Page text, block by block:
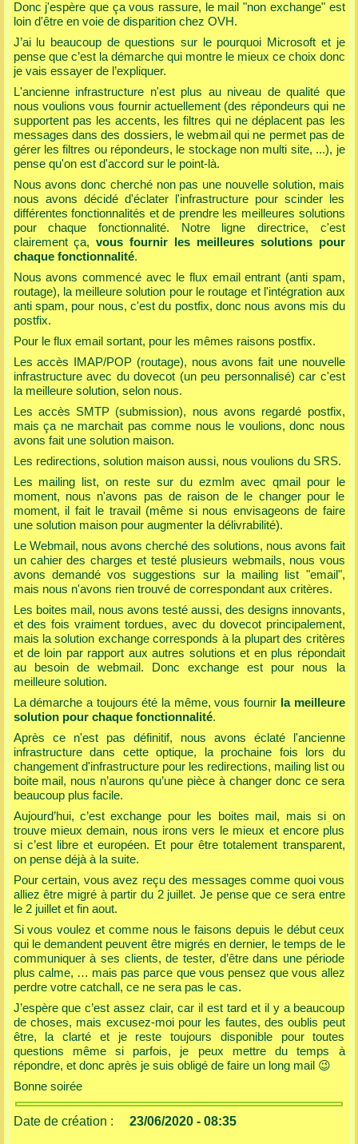
Donc j'espère que ça vous rassure, le mail "non exchange" est
loin d'être en voie de disparition chez OVH.
J’ai lu beaucoup de questions sur le pourquoi Microsoft et je
pense que c’est la démarche qui montre le mieux ce choix donc
je vais essayer de l’expliquer.
L'ancienne infrastructure n'est plus au niveau de qualité que
nous voulions vous fournir actuellement (des répondeurs qui ne
supportent pas les accents, les filtres qui ne déplacent pas les
messages dans des dossiers, le webmail qui ne permet pas de
gérer les filtres ou répondeurs, le stockage non multi site, ...), je
pense qu'on est d'accord sur le point-là.
Nous avons donc cherché non pas une nouvelle solution, mais
nous avons décidé d'éclater l'infrastructure pour scinder les
différentes fonctionnalités et de prendre les meilleures solutions
pour chaque fonctionnalité. Notre ligne directrice, c'est
clairement ça,vous fournir les meilleures solutions pour
chaque fonctionnalité.
Nous avons commencé avec le flux email entrant (anti spam,
routage), la meilleure solution pour le routage et l'intégration aux
anti spam, pour nous, c'est du postfix, donc nous avons mis du
postfix.
Pour le flux email sortant, pour les mêmes raisons postfix.
Les accès IMAP/POP (routage), nous avons fait une nouvelle
infrastructure avec du dovecot (un peu personnalisé) car c'est
la meilleure solution, selon nous.
Les accès SMTP (submission), nous avons regardé postfix,
mais ça ne marchait pas comme nous le voulions, donc nous
avons fait une solution maison.
Les redirections, solution maison aussi, nous voulions du SRS.
Les mailing list, on reste sur du ezmlm avec qmail pour le
moment, nous n'avons pas de raison de le changer pour le
moment, il fait le travail (même si nous envisageons de faire
une solution maison pour augmenter la délivrabilité).
Le Webmail, nous avons cherché des solutions, nous avons fait
un cahier des charges et testé plusieurs webmails, nous vous
avons demandé vos suggestions sur la mailing list "email",
mais nous n'avons rien trouvé de correspondant aux critères.
Les boites mail, nous avons testé aussi, des designs innovants,
et des fois vraiment tordues, avec du dovecot principalement,
mais la solution exchange corresponds à la plupart des critères
et de loin par rapport aux autres solutions et en plus répondait
au besoin de webmail. Donc exchange est pour nous la
meilleure solution.
La démarche a toujours été la même, vous fournir la meilleure
solution pour chaque fonctionnalité.
Après ce n'est pas définitif, nous avons éclaté l'ancienne
infrastructure dans cette optique, la prochaine fois lors du
changement d'infrastructure pour les redirections, mailing list ou
boite mail, nous n’aurons qu’une pièce à changer donc ce sera
beaucoup plus facile.
Aujourd’hui, c’est exchange pour les boites mail, mais si on
trouve mieux demain, nous irons vers le mieux et encore plus
si c’est libre et européen. Et pour être totalement transparent,
on pense déjà à la suite.
Pour certain, vous avez reçu des messages comme quoi vous
alliez être migré à partir du 2 juillet. Je pense que ce sera entre
le 2 juillet et fin aout.
Si vous voulez et comme nous le faisons depuis le début ceux
qui le demandent peuvent être migrés en dernier, le temps de le
communiquer à ses clients, de tester, d’être dans une période
plus calme, … mais pas parce que vous pensez que vous allez
perdre votre catchall, ce ne sera pas le cas.
J’espère que c’est assez clair, car il est tard et il y a beaucoup
de choses, mais excusez-moi pour les fautes, des oublis peut
être, la clarté et je reste toujours disponible pour toutes
questions même si parfois, je peux mettre du temps à
répondre, et donc après je suis obligé de faire un long mail 😉
Bonne soirée
Date de création : 23/06/2020 - 08:35